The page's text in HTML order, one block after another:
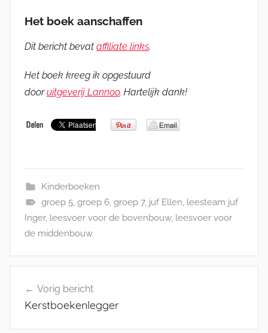
Het boek aanschaffen
Dit bericht bevat affiliate links.
Het boek kreeg ik opgestuurd
dooruitgeverij Lannoo. Hartelijk dank!
Kinderboeken
groep 5, groep 6, groep 7, juf Ellen, leesteam juf
Inger, leesvoer voor de bovenbouw, leesvoer voor
de middenbouw
navigatie
Vorig bericht
Kerstboekenlegger